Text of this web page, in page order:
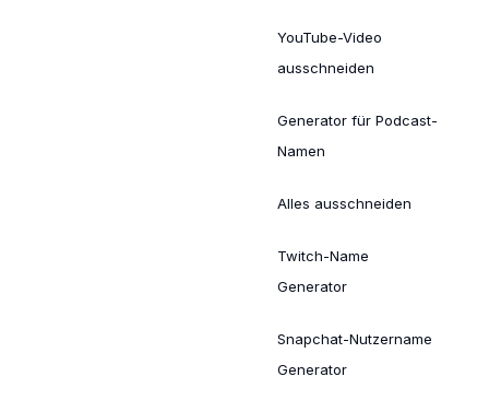
YouTube-Video
ausschneiden
Generator für Podcast-
Namen
Alles ausschneiden
Twitch-Name
Generator
Snapchat-Nutzername
Generator